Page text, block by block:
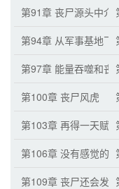
第91章 丧尸源头中介
第94章 从军事基地飞
第97章 能量吞噬和丧
第100章 丧尸风虎
第103章 再得一天赋
第106章 没有感觉的
第109章 丧尸还会发